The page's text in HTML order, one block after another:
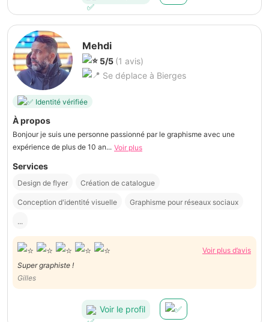
Mehdi
5/5 (1 avis)
Se déplace à Bierges
Identité vérifiée
À propos
Bonjour je suis une personne passionné par le graphisme avec une
expérience de plus de 10 an... Voir plus
Services
Design de flyer Création de catalogue
Conception d'identité visuelle Graphisme pour réseaux sociaux
...
Voir plus d’avis
Super graphiste !
Gilles
Voir le profil